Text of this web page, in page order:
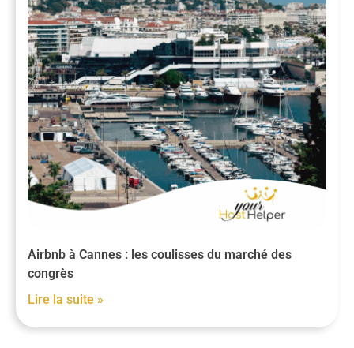
Airbnb à Cannes : les coulisses du marché des
congrès
Lire la suite »